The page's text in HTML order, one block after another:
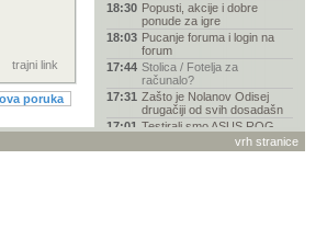
trajni link
poruka
18:30 Popusti, akcije i dobre
ponude za igre
18:03 Pucanje foruma i login na
forum
17:44 Stolica / Fotelja za
računalo?
17:31 Zašto je Nolanov Odisej
drugačiji od svih dosadašn
17:01 Testirali smo ASUS ROG
Falchion Ace 75 HE,
magnets
vrh stranice